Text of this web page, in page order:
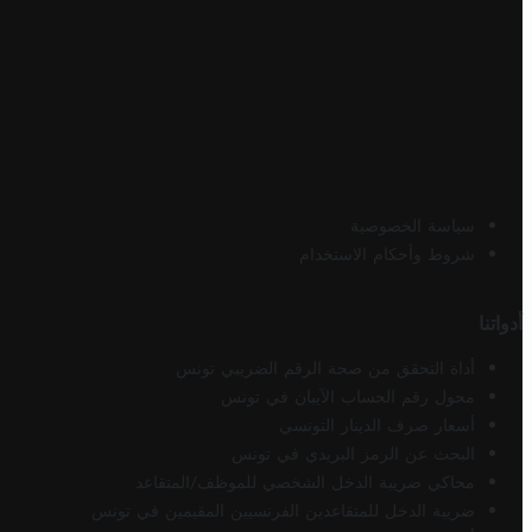
سياسة الخصوصية
شروط وأحكام الاستخدام
أدواتنا
أداة التحقق من صحة الرقم الضريبي تونس
محول رقم الحساب الآيبان في تونس
أسعار صرف الدينار التونسي
البحث عن الرمز البريدي في تونس
محاكي ضريبة الدخل الشخصي للموظف/المتقاعد
ضريبة الدخل للمتقاعدين الفرنسيين المقيمين في تونس